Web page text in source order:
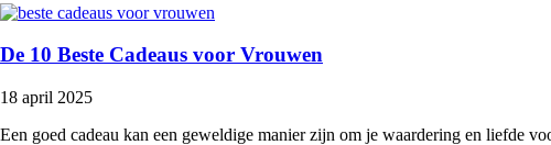
De 10 Beste Cadeaus voor Vrouwen
18 april 2025
Een goed cadeau kan een geweldige manier zijn om je waardering en liefde